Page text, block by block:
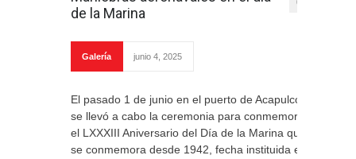
de la Marina
0
Galería junio 4, 2025
El pasado 1 de junio en el puerto de Acapulco
se llevó a cabo la ceremonia para conmemorar
el LXXXIII Aniversario del Día de la Marina que
se conmemora desde 1942, fecha instituida en